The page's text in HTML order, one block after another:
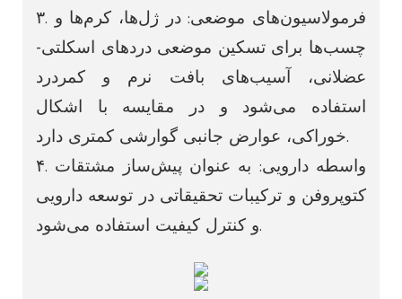
۳. فرمولاسیون‌های موضعی: در ژل‌ها، کرم‌ها و
چسب‌ها برای تسکین موضعی دردهای اسکلتی-
عضلانی، آسیب‌های بافت نرم و کمردرد
استفاده می‌شود و در مقایسه با اشکال
خوراکی، عوارض جانبی گوارشی کمتری دارد.
۴. واسطه دارویی: به عنوان پیش‌ساز مشتقات
کتوپروفن و ترکیبات تحقیقاتی در توسعه دارویی
و کنترل کیفیت استفاده می‌شود.